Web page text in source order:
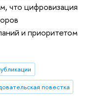
что цифровизация
и приоритетом
повестка